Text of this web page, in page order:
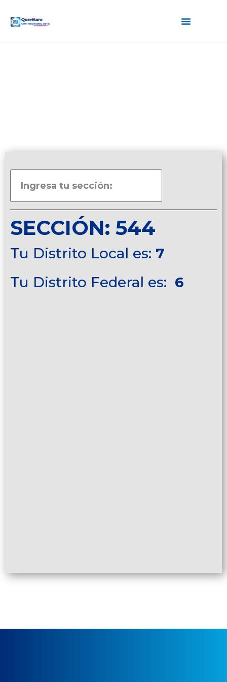
SECCIÓN: 544
Tu Distrito Local es: 7
Tu Distrito Federal es: 6